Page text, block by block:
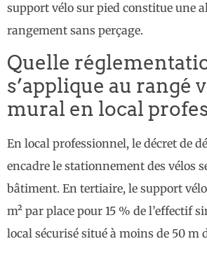
support vélo sur pied constitue une
rangement sans perçage.
Quelle
s’applique au rangé
mural en local
En local professionnel, le décret de
encadre le stationnement des vélos
bâtiment. En tertiaire, le support
m² par place pour 15 % de l’effectif
local sécurisé situé à moins de 50 m